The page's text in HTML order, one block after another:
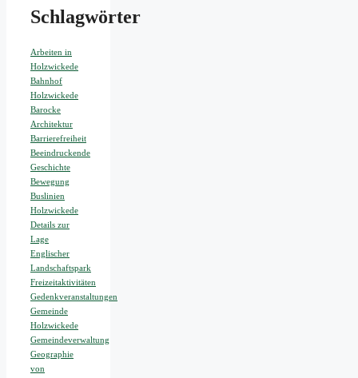
Schlagwörter
Arbeiten in
Holzwickede
Bahnhof
Holzwickede
Barocke
Architektur
Barrierefreiheit
Beeindruckende
Geschichte
Bewegung
Buslinien
Holzwickede
Details zur
Lage
Englischer
Landschaftspark
Freizeitaktivitäten
Gedenkveranstaltungen
Gemeinde
Holzwickede
Gemeindeverwaltung
Geographie
von